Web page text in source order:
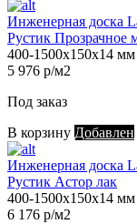
Инженерная доска
Рустик Прозрачное
400-1500х150х14 мм
5 976 р/м2
Под заказ
В корзину Добавлен
Инженерная доска
Рустик Астор лак
400-1500х150х14 мм
6 176 р/м2